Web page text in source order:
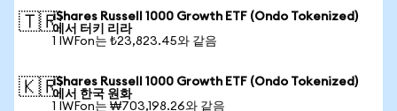
🇹🇷iShares Russell 1000 Growth ETF (Ondo Tokenized)
에서 터키 리라
1 IWFon는 ₺23,823.45와 같음
🇰🇷iShares Russell 1000 Growth ETF (Ondo Tokenized)
에서 한국 원화
1 IWFon는 ₩703,198.26와 같음